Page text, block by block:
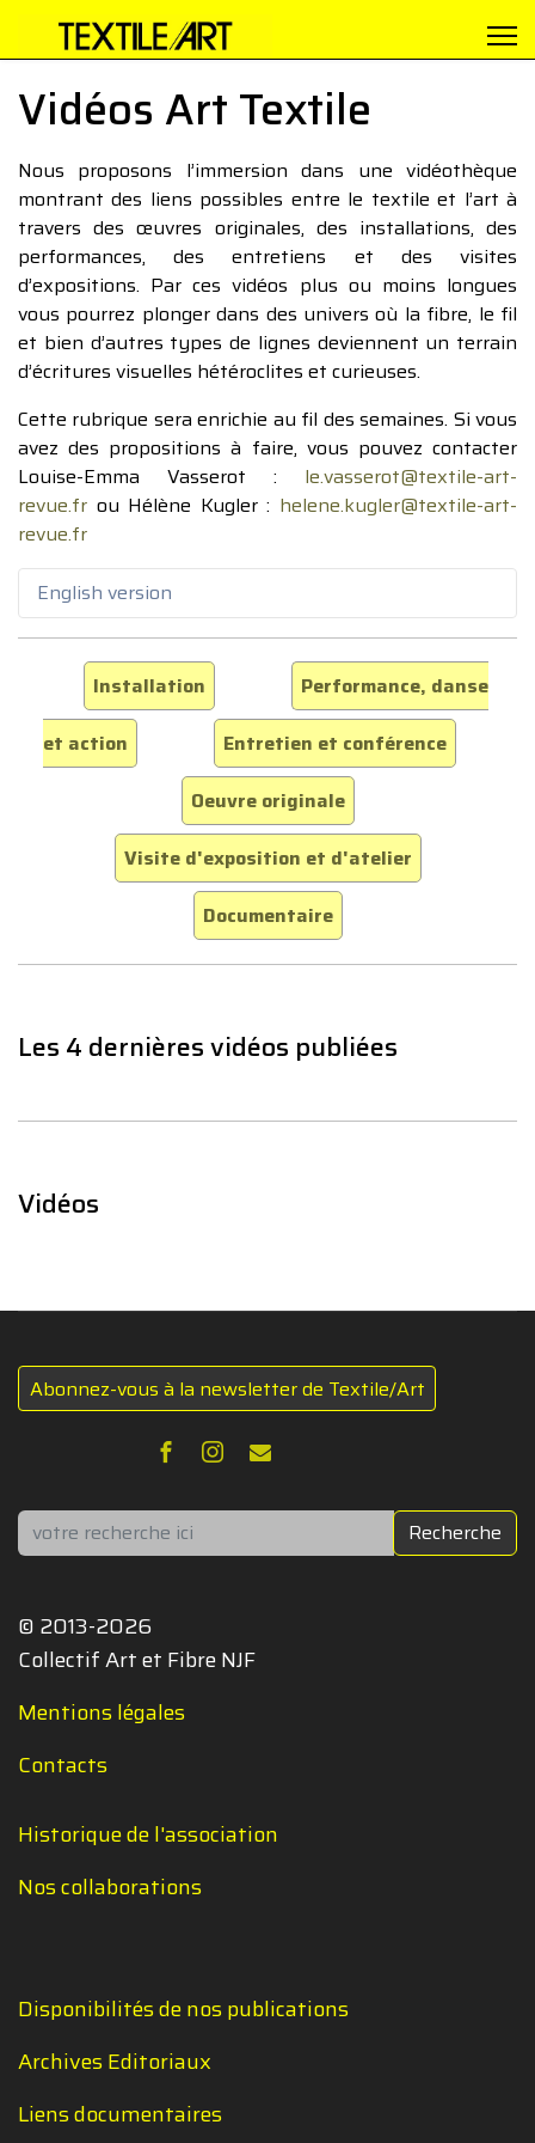
Vidéos Art Textile
Nous proposons l’immersion dans une vidéothèque
montrant des liens possibles entre le textile et l’art à
travers des œuvres originales, des installations, des
performances, des entretiens et des visites
d’expositions. Par ces vidéos plus ou moins longues
vous pourrez plonger dans des univers où la fibre, le fil
et bien d’autres types de lignes deviennent un terrain
d’écritures visuelles hétéroclites et curieuses.
Cette rubrique sera enrichie au fil des semaines. Si vous
avez des propositions à faire, vous pouvez contacter
Louise-Emma Vasserot : le.vasserot@textile-art-
revue.fr ou Hélène Kugler : helene.kugler@textile-art-
revue.fr
English version
Installation
Performance, danse
et action
Entretien et conférence
Oeuvre originale
Visite d'exposition et d'atelier
Documentaire
Les 4 dernières vidéos publiées
Vidéos
Abonnez-vous à la newsletter de Textile/Art
Rechercher Recherche
© 2013-2026
Collectif Art et Fibre NJF
Mentions légales
Contacts
Historique de l'association
Nos collaborations
Disponibilités de nos publications
Archives Editoriaux
Liens documentaires